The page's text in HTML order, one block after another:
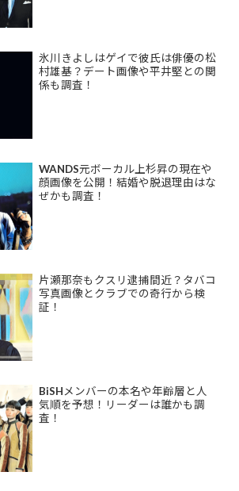
氷川きよしはゲイで彼氏は俳優の松
村雄基？デート画像や平井堅との関
係も調査！
WANDS元ボーカル上杉昇の現在や
顔画像を公開！結婚や脱退理由はな
ぜかも調査！
片瀬那奈もクスリ逮捕間近？タバコ
写真画像とクラブでの奇行から検
証！
BiSHメンバーの本名や年齢層と人
気順を予想！リーダーは誰かも調
査！